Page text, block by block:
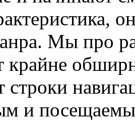
Мы про
крайне
строки
и